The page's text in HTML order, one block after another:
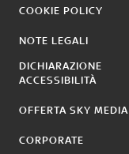
COOKIE POLICY
NOTE LEGALI
DICHIARAZIONE
ACCESSIBILITÀ
OFFERTA SKY MEDIA
CORPORATE